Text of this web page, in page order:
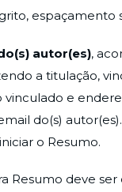
espaçamento
autor(es),
a titulação,
e
do(s)
o Resumo.
Resumo deve